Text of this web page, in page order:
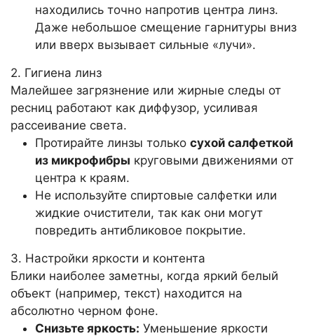
находились точно напротив центра линз.
Даже небольшое смещение гарнитуры вниз
или вверх вызывает сильные «лучи».
2. Гигиена линз
Малейшее загрязнение или жирные следы от
ресниц работают как диффузор, усиливая
рассеивание света.
Протирайте линзы только сухой салфеткой
из микрофибры круговыми движениями от
центра к краям.
Не используйте спиртовые салфетки или
жидкие очистители, так как они могут
повредить антибликовое покрытие.
3. Настройки яркости и контента
Блики наиболее заметны, когда яркий белый
объект (например, текст) находится на
абсолютно черном фоне.
Снизьте яркость: Уменьшение яркости